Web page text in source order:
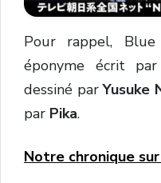
Pour rappel,
éponyme écrit par
dessiné parYusuke
par Pika.
Notre chronique